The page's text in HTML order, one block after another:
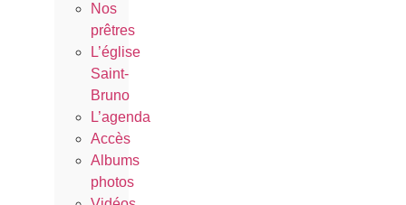
Nos
prêtres
L’église
Saint-
Bruno
L’agenda
Accès
Albums
photos